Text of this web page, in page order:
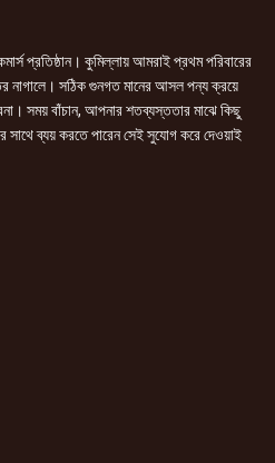
প্রতিষ্ঠান। কুমিল্লায় আমরাই প্রথম পরিবারের
নাগালে। সঠিক গুনগত মানের আসল পন্য ক্রয়ে
সময় বাঁচান, আপনার শতব্যস্ততার মাঝে কিছু
ব্যয় করতে পারেন সেই সুযোগ করে দেওয়াই